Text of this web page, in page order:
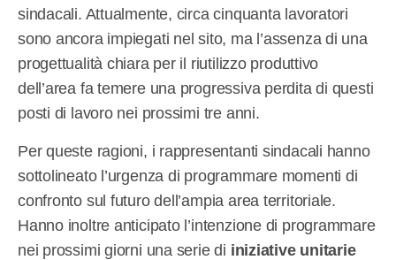
sindacali. Attualmente, circa cinquanta lavoratori
sono ancora impiegati nel sito, ma l’assenza di una
progettualità chiara per il riutilizzo produttivo
dell’area fa temere una progressiva perdita di questi
posti di lavoro nei prossimi tre anni.
Per queste ragioni, i rappresentanti sindacali hanno
sottolineato l’urgenza di programmare momenti di
confronto sul futuro dell’ampia area territoriale.
Hanno inoltre anticipato l’intenzione di programmare
nei prossimi giorni una serie di iniziative unitarie